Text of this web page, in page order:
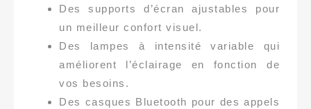
Des supports d’écran ajustables pour
un meilleur confort visuel.
Des lampes à intensité variable qui
améliorent l’éclairage en fonction de
vos besoins.
Des casques Bluetooth pour des appels